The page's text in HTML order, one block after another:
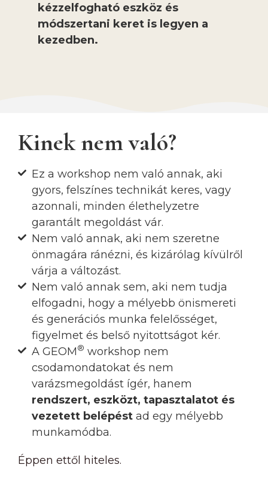
kézzelfogható eszköz és
módszertani keret is legyen a
kezedben.
Kinek nem való?
Ez a workshop nem való annak, aki
gyors, felszínes technikát keres, vagy
azonnali, minden élethelyzetre
garantált megoldást vár.
Nem való annak, aki nem szeretne
önmagára ránézni, és kizárólag kívülről
várja a változást.
Nem való annak sem, aki nem tudja
elfogadni, hogy a mélyebb önismereti
és generációs munka felelősséget,
figyelmet és belső nyitottságot kér.
A GEOM® workshop nem
csodamondatokat és nem
varázsmegoldást ígér, hanem
rendszert, eszközt, tapasztalatot és
vezetett belépéstad egy mélyebb
munkamódba.
Éppen ettől hiteles.